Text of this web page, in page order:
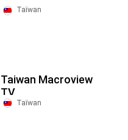
Taïwan
Taiwan Macroview
TV
Taïwan